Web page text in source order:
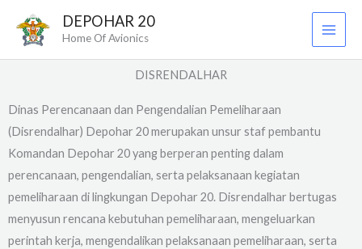
DEPOHAR 20
Home Of Avionics
DISRENDALHAR
Dinas Perencanaan dan Pengendalian Pemeliharaan
(Disrendalhar) Depohar 20 merupakan unsur staf pembantu
Komandan Depohar 20 yang berperan penting dalam
perencanaan, pengendalian, serta pelaksanaan kegiatan
pemeliharaan di lingkungan Depohar 20. Disrendalhar bertugas
menyusun rencana kebutuhan pemeliharaan, mengeluarkan
perintah kerja, mengendalikan pelaksanaan pemeliharaan, serta